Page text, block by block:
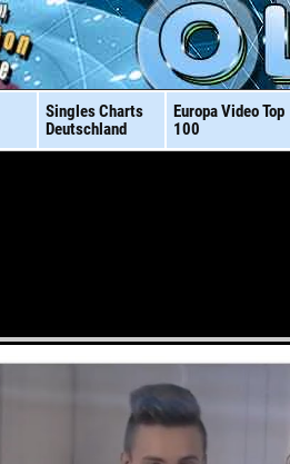
Singles Charts
Deutschland
Europa VideoTop
100